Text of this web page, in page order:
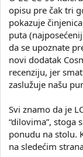
opisu pre čak tri
pokazuje
puta
da se upoznate
novi dodatak
recenziju, jer
zaslužuje našu
Svi znamo da je
“dilovima”, stoga
ponudu na stolu.
na sledećim